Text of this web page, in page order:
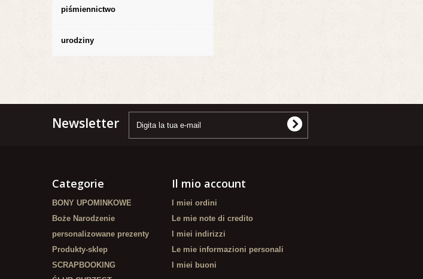
piśmiennictwo
urodziny
Newsletter
Categorie
BONY UPOMINKOWE
Boże Narodzenie
personalizowane prezenty
Produkty-sklep
SCRAPBOOKING
Il mio account
I miei ordini
Le mie note di credito
I miei indirizzi
Le mie informazioni personali
I miei buoni